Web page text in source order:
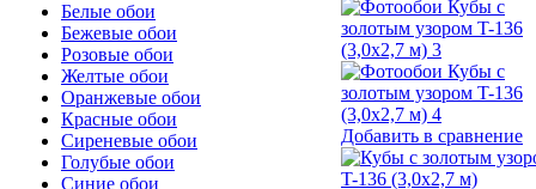
Белые обои
Бежевые обои
Розовые обои
Желтые обои
Оранжевые обои
Красные обои
Сиреневые обои
Голубые обои
Синие обои
Добавить в сравнение